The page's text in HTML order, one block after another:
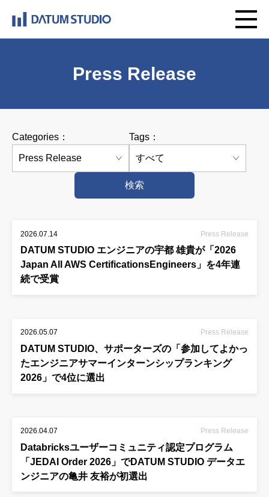
Press Release
Categories： Tags：
検索
2026.07.14 Press Release
DATUM STUDIO エンジニアの宇都 雄貴が「2026
Japan All AWS CertificationsEngineers」を4年連
続で受賞
2026.05.07 Press Release
DATUM STUDIO、サポーターズの「参加してよかっ
たエンジニアサマーインターンシップランキング
2026」で4位に選出
2026.04.07 Press Release
Databricksユーザーコミュニティ認定プログラム
「JEDAI Order 2026」でDATUM STUDIO データエ
ンジニアの亀井 友裕が初選出